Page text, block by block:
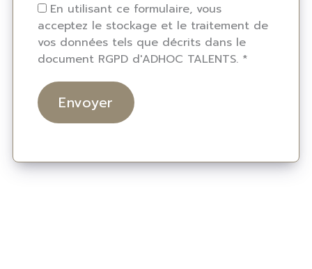
En utilisant ce formulaire, vous
acceptez le stockage et le traitement de
vos données tels que décrits dans le
document RGPD d'ADHOC TALENTS. *